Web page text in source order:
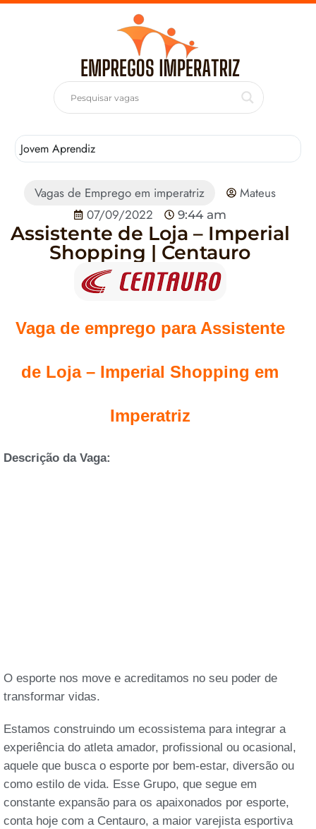
Jovem Aprendiz
Vagas de Emprego em imperatriz
Mateus
07/09/2022
9:44 am
Assistente de Loja – Imperial
Shopping | Centauro
Vaga de emprego para Assistente
de Loja – Imperial Shopping em
Imperatriz
Descrição da Vaga:
O esporte nos move e acreditamos no seu poder de
transformar vidas.
Estamos construindo um ecossistema para integrar a
experiência do atleta amador, profissional ou ocasional,
aquele que busca o esporte por bem-estar, diversão ou
como estilo de vida. Esse Grupo, que segue em
constante expansão para os apaixonados por esporte,
conta hoje com a Centauro, a maior varejista esportiva